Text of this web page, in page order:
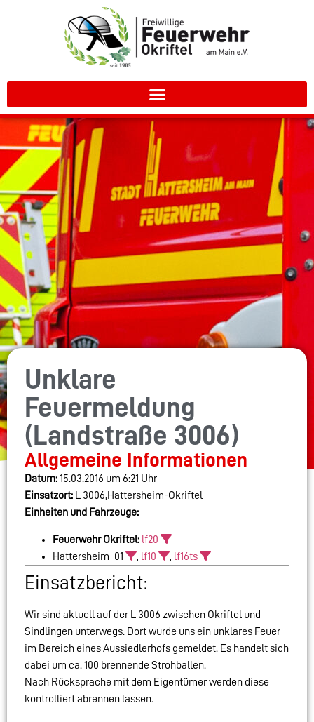
Unklare
Feuermeldung
(Landstraße 3006)
Allgemeine Informationen
Datum:15.03.2016 um 6:21 Uhr
Einsatzort: L 3006,Hattersheim-Okriftel
Einheiten und Fahrzeuge:
Feuerwehr Okriftel: lf20
Hattersheim_01
, lf10 , lf16ts
Einsatzbericht:
Wir sind aktuell auf der L 3006 zwischen Okriftel und
Sindlingen unterwegs. Dort wurde uns ein unklares Feuer
im Bereich eines Aussiedlerhofs gemeldet. Es handelt sich
dabei um ca. 100 brennende Strohballen.
Nach Rücksprache mit dem Eigentümer werden diese
kontrolliert abrennen lassen.